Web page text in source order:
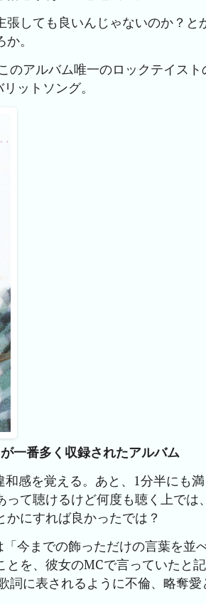
しても良いんじゃないのか？と
。
のアルバム唯一のロックテイスト
ットソング。
一番多く収録されたアルバム
感を覚える。あと、1分半にも満
て聴けるけど何度も聴く上では
にすれば良かったでは？
今までの飾っただけの言葉を並
とを、彼女のMCで言っていたと記
詞に表されるように不倫、略奪愛